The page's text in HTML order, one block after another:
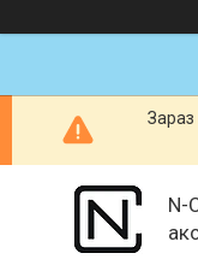
Зараз
N-